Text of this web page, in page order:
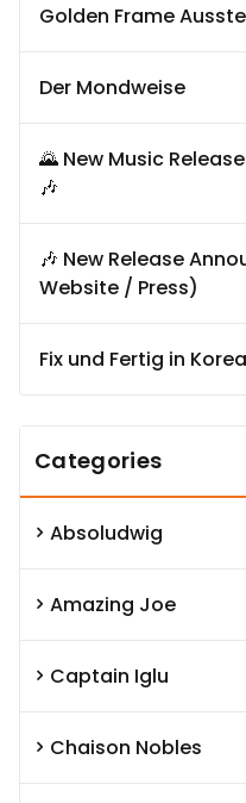
Golden Frame
Der Mondweise
🌄 New Music
🎶
🎶 New Release
Website / Press)
Fix und Fertig in Korea
Categories
Absoludwig
Amazing Joe
Captain Iglu
Chaison Nobles